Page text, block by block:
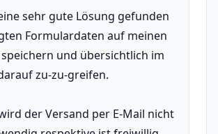
sehr gute Lösung gefunden
Formulardaten auf meinen
und übersichtlich im
zu-zu-greifen.
der Versand per E-Mail nicht